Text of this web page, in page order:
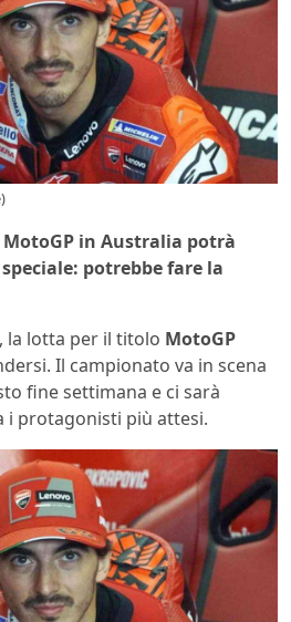
in Australia potrà
potrebbe fare la
la lotta per il titolo MotoGP
Il campionato va in scena
fine settimana e ci sarà
i protagonisti più attesi.